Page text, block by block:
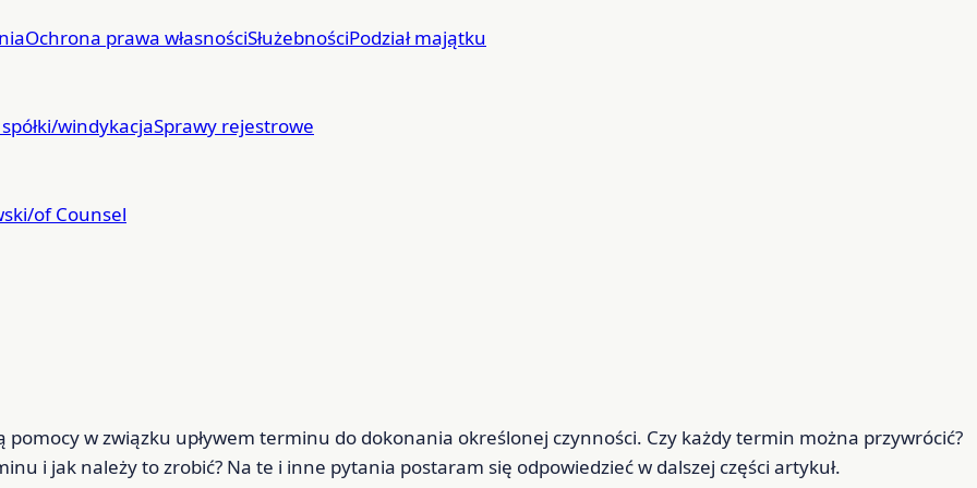
Ochrona prawa własnościSłużebnościPodział majątku
windykacjaSprawy rejestrowe
of Counsel
pomocy w związku upływem terminu do dokonania określonej czynności. Czy każdy termin można przywrócić?
i jak należy to zrobić? Na te i inne pytania postaram się odpowiedzieć w dalszej części artykuł.